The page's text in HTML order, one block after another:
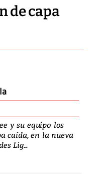
de capa
y su equipo los
caída, en la nueva
Lig...